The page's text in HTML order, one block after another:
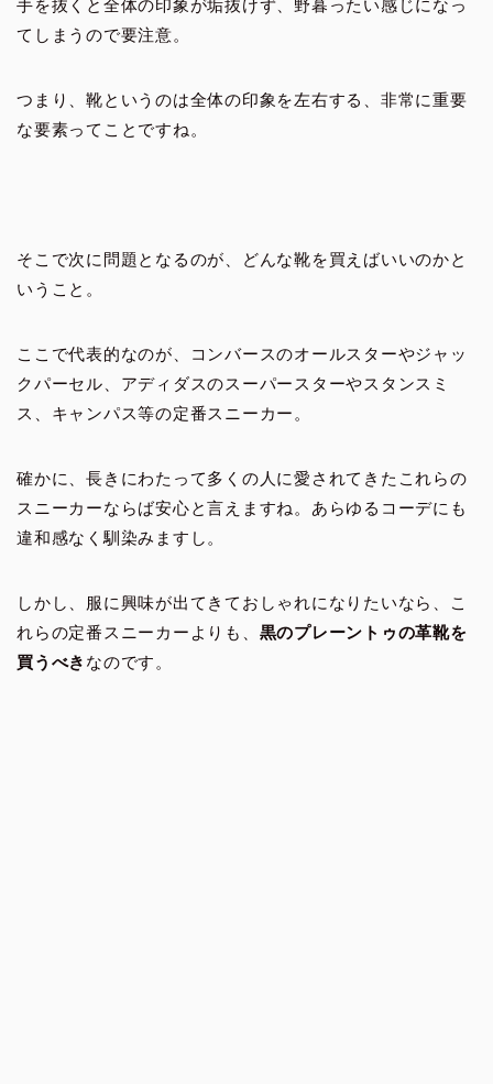
手を抜くと全体の印象が垢抜けず、野暮ったい感じになっ
てしまうので要注意。
つまり、靴というのは全体の印象を左右する、非常に重要
な要素ってことですね。
そこで次に問題となるのが、どんな靴を買えばいいのかと
いうこと。
ここで代表的なのが、コンバースのオールスターやジャッ
クパーセル、アディダスのスーパースターやスタンスミ
ス、キャンパス等の定番スニーカー。
確かに、長きにわたって多くの人に愛されてきたこれらの
スニーカーならば安心と言えますね。あらゆるコーデにも
違和感なく馴染みますし。
しかし、服に興味が出てきておしゃれになりたいなら、こ
れらの定番スニーカーよりも、 黒のプレーントゥの革靴を
買うべき なのです。